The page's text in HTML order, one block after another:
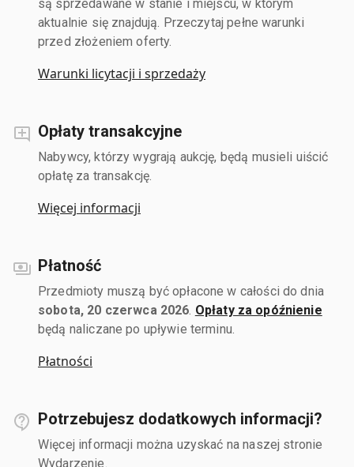
są sprzedawane w stanie i miejscu, w którym
aktualnie się znajdują. Przeczytaj pełne warunki
przed złożeniem oferty.
Warunki licytacji i sprzedaży
Opłaty transakcyjne
Nabywcy, którzy wygrają aukcję, będą musieli uiścić
opłatę za transakcję.
Więcej informacji
Płatność
Przedmioty muszą być opłacone w całości do dnia
sobota, 20 czerwca 2026 Opłaty za opóźnienie
będą naliczane po upływie terminu.
Płatności
Potrzebujesz dodatkowych informacji?
Więcej informacji można uzyskać na naszej stronie
Wydarzenie.